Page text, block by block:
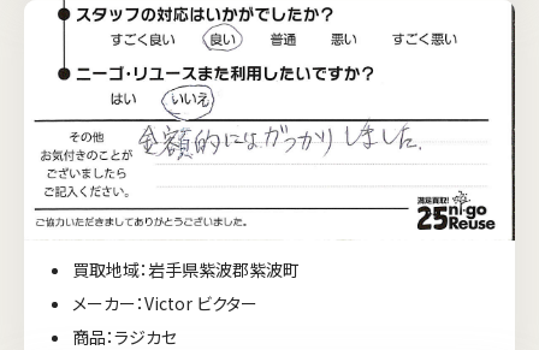
買取地域：岩手県紫波郡紫波町
メーカー：Victor ビクター
商品：ラジカセ